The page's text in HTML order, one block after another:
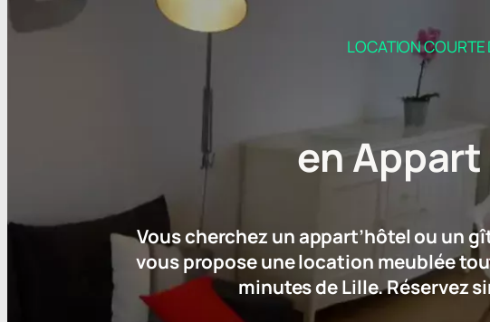
LOCATION
en
Vous cherchez un appart’hôtel ou un
vous propose une location meublée
minutes de Lille. Réservez